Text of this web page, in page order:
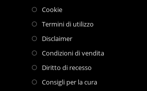
Cookie
Termini di utilizzo
Disclaimer
Condizioni di vendita
Diritto di recesso
Consigli per la cura